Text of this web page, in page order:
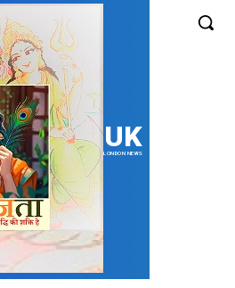
UK
LONDON NEWS